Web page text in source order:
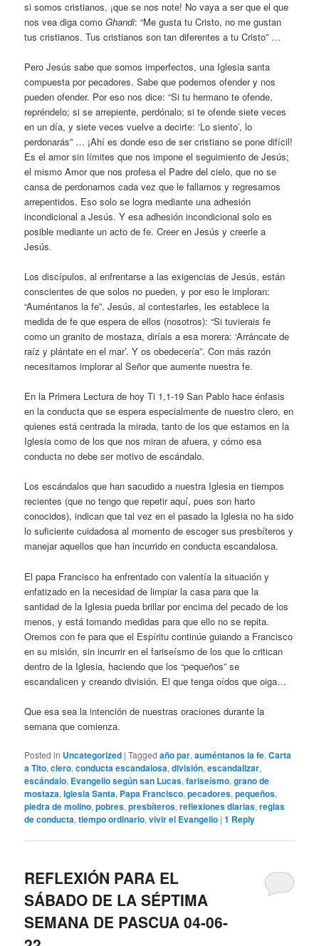
si somos cristianos, ¡que se nos note! No vaya a ser que el que
nos vea diga comoGhandi: “Me gusta tu Cristo, no me gustan
tus cristianos. Tus cristianos son tan diferentes a tu Cristo” …
Pero Jesús sabe que somos imperfectos, una Iglesia santa
compuesta por pecadores. Sabe que podemos ofender y nos
pueden ofender. Por eso nos dice: “Si tu hermano te ofende,
repréndelo; si se arrepiente, perdónalo; si te ofende siete veces
en un día, y siete veces vuelve a decirte: ‘Lo siento’, lo
perdonarás” … ¡Ahí es donde eso de ser cristiano se pone difícil!
Es el amor sin límites que nos impone el seguimiento de Jesús;
el mismo Amor que nos profesa el Padre del cielo, que no se
cansa de perdonarnos cada vez que le fallamos y regresamos
arrepentidos. Eso solo se logra mediante una adhesión
incondicional a Jesús. Y esa adhesión incondicional solo es
posible mediante un acto de fe. Creer en Jesús y creerle a
Jesús.
Los discípulos, al enfrentarse a las exigencias de Jesús, están
conscientes de que solos no pueden, y por eso le imploran:
“Auméntanos la fe”. Jesús, al contestarles, les establece la
medida de fe que espera de ellos (nosotros): “Si tuvierais fe
como un granito de mostaza, diríais a esa morera: ‘Arráncate de
raíz y plántate en el mar’. Y os obedecería”. Con más razón
necesitamos implorar al Señor que aumente nuestra fe.
En la Primera Lectura de hoy Ti 1,1-19 San Pablo hace énfasis
en la conducta que se espera especialmente de nuestro clero, en
quienes está centrada la mirada, tanto de los que estamos en la
Iglesia como de los que nos miran de afuera, y cómo esa
conducta no debe ser motivo de escándalo.
Los escándalos que han sacudido a nuestra Iglesia en tiempos
recientes (que no tengo que repetir aquí, pues son harto
conocidos), indican que tal vez en el pasado la Iglesia no ha sido
lo suficiente cuidadosa al momento de escoger sus presbíteros y
manejar aquellos que han incurrido en conducta escandalosa.
El papa Francisco ha enfrentado con valentía la situación y
enfatizado en la necesidad de limpiar la casa para que la
santidad de la Iglesia pueda brillar por encima del pecado de los
menos, y está tomando medidas para que ello no se repita.
Oremos con fe para que el Espíritu continúe guiando a Francisco
en su misión, sin incurrir en el fariseísmo de los que lo critican
dentro de la Iglesia, haciendo que los “pequeños” se
escandalicen y creando división. El que tenga oídos que oiga…
Que esa sea la intención de nuestras oraciones durante la
semana que comienza.
Posted in Uncategorized |Tagged año par,auméntanos la fe,Carta
a Tito,clero,conducta escandalosa,división,escandalizar,
escándalo, Evangelio según san Lucas,fariseísmo,grano de
mostaza,Iglesia Santa, Papa Francisco,pecadores,pequeños,
piedra de molino,pobres,presbíteros,reflexiones diarias,reglas
de conducta,tiempo ordinario,vivir el Evangelio |1 Reply
REFLEXIÓN PARA EL
SÁBADO DE LA SÉPTIMA
SEMANA DE PASCUA 04-06-